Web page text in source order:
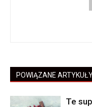
POWIĄZANE
Te